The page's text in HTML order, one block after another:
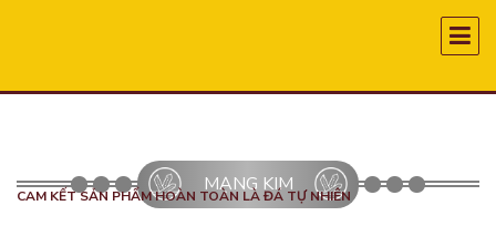
CAM KẾT SẢN PHẨM HOÀN TOÀN LÀ ĐÁ TỰ NHIÊN
MẠNG KIM